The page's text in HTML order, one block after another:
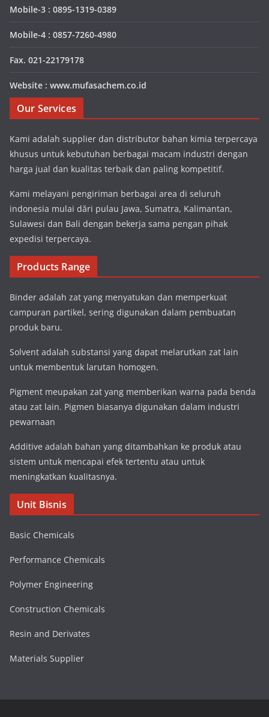
Mobile-3 : 0895-1319-0389
Mobile-4 : 0857-7260-4980
Fax. 021-22179178
Website : www.mufasachem.co.id
Our Services
Kami adalah supplier dan distributor bahan kimia terpercaya
khusus untuk kebutuhan berbagai macam industri dengan
harga jual dan kualitas terbaik dan paling kompetitif.
Kami melayani pengiriman berbagai area di seluruh
indonesia mulai dări pulau Jawa, Sumatra, Kalimantan,
Sulawesi dan Bali dengan bekerja sama pengan pihak
expedisi terpercaya.
Products Range
Binder adalah zat yang menyatukan dan memperkuat
campuran partikel, sering digunakan dalam pembuatan
produk baru.
Solvent adalah substansi yang dapat melarutkan zat lain
untuk membentuk larutan homogen.
Pigment meupakan zat yang memberikan warna pada benda
atau zat lain. Pigmen biasanya digunakan dalam industri
pewarnaan
Additive adalah bahan yang ditambahkan ke produk atau
sistem untuk mencapai efek tertentu atau untuk
meningkatkan kualitasnya.
Unit Bisnis
Basic Chemicals
Performance Chemicals
Polymer Engineering
Construction Chemicals
Resin and Derivates
Materials Supplier